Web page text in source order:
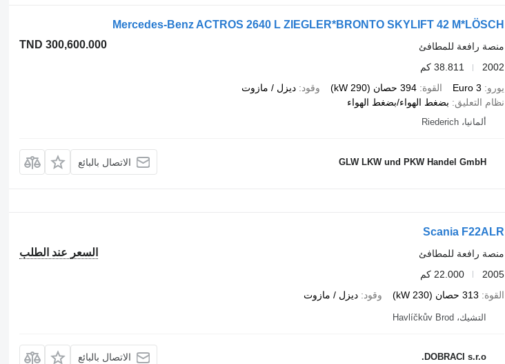
Mercedes-Benz ACTROS 2640 L ZIEGLER*BRONTO SKYLIFT 42 M*LÖSCH
TND 300,600.000
منصة رافعة للمطافئ
2002
38.811 كم
يورو
Euro 3 القوة 394 حصان (290 kW) وقود
ديزل / مازوت
نظام التعليق
بضغط الهواء/بضغط الهواء
ألمانيا، Riederich
GLW LKW und PKW Handel GmbH الاتصال بالبائع
Scania F22ALR
السعر عند الطلب
منصة رافعة للمطافئ
2005
22.000 كم
القوة
313 حصان (230 kW) وقود ديزل / مازوت
التشيك، Havlíčkův Brod
DOBRACI s.r.o. الاتصال بالبائع